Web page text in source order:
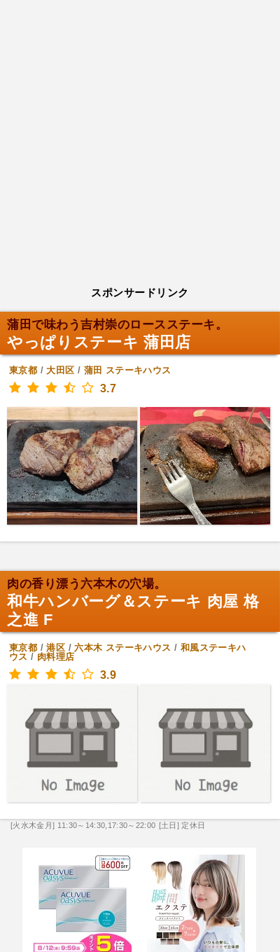
スポンサードリンク
蒲田で味わう吉村崇のロースステーキ。
やっぱりステーキ 蒲田店
東京都 /大田区 / 蒲田 ステーキハウス
3.7
肉の香り漂う六本木の穴場。
和牛ハンバーグ＆ステーキ 肉屋 格
之進 F
東京都 /港区 /六本木 ステーキハウス / 和風ステーキハ
ウス / 肉料理店
3.9
[火水木金月] 11:30～14:30,17:30～22:00 [土日] 定休日